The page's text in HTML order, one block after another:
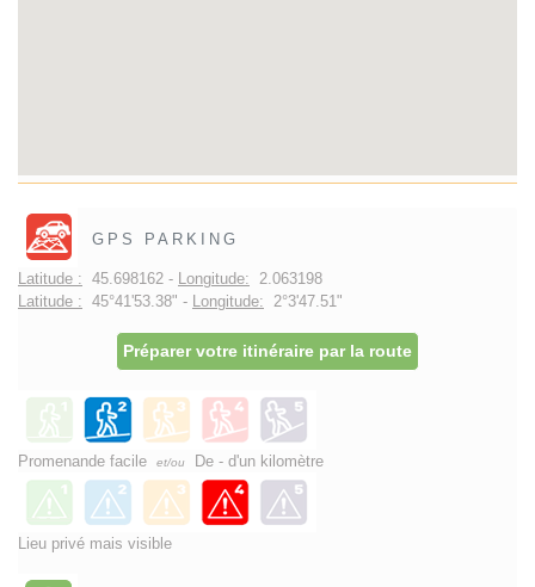
GPS PARKING
Latitude : 45.698162 - Longitude: 2.063198
Latitude : 45°41'53.38" - Longitude: 2°3'47.51"
Préparer votre itinéraire par la route
Promenande facile et/ou De - d'un kilomètre
Lieu privé mais visible